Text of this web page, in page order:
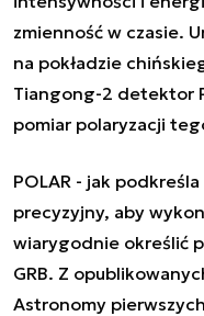
zmienność w czasie.
na pokładzie
Tiangong-2 detektor
pomiar polaryzacji
POLAR - jak
precyzyjny, aby
wiarygodnie określić
GRB. Z
Astronomy